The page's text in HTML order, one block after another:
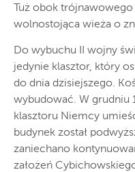
Tuż obok trójnawowego
wolnostojąca wieża o
Do wybuchu II wojny
jedynie klasztor, który
do dnia dzisiejszego.
wybudować. W grudniu
klasztoru Niemcy
budynek został
zaniechano
założeń